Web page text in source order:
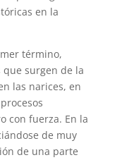
en la
término,
que surgen de la
las narices, en
con fuerza. En la
de muy
de una parte